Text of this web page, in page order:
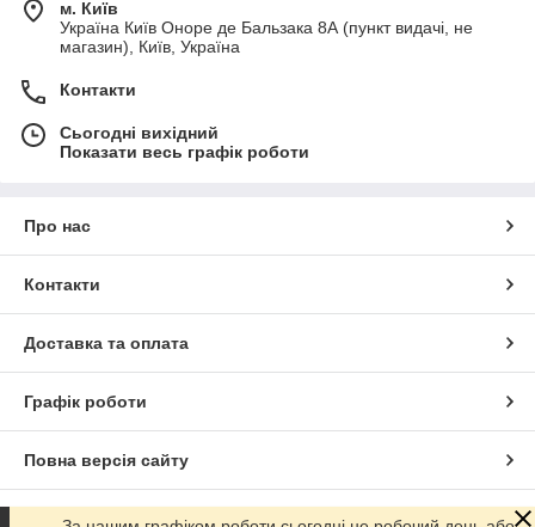
м. Київ
Україна Київ Оноре де Бальзака 8А (пункт видачі, не
магазин), Київ, Україна
Контакти
Сьогодні вихідний
Показати весь графік роботи
Про нас
Контакти
Доставка та оплата
Графік роботи
Повна версія сайту
Сайт створено на маркетплейсі Prom.ua